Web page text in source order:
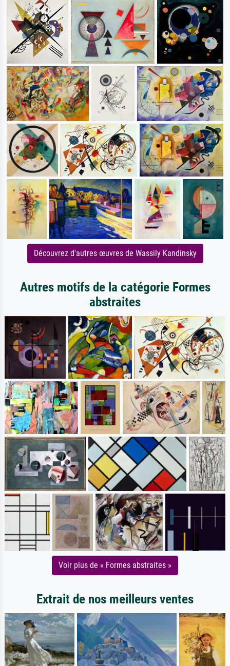
Découvrez d'autres œuvres de Wassily Kandinsky
Autres motifs de la catégorie Formes
abstraites
Voir plus de « Formes abstraites »
Extrait de nos meilleurs ventes